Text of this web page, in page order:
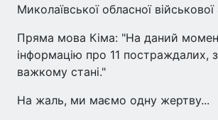
Миколаївської обласної військової
Пряма мова Кіма: "На даний
інформацію про 11 постраждалих,
важкому стані."
На жаль, ми маємо одну жертву...